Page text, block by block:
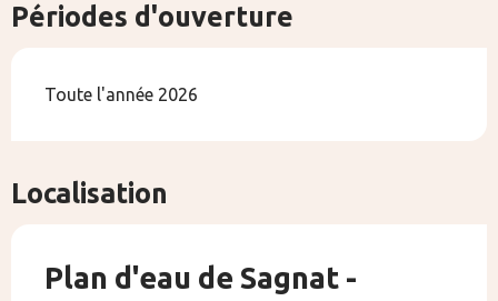
Périodes d'ouverture
Toute l'année 2026
Localisation
Plan d'eau de Sagnat -